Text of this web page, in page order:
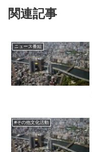
関連記事
ニュース番組
#その他文化活動